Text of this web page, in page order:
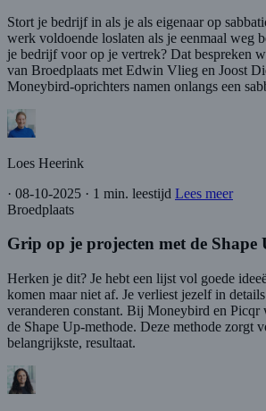
Stort je bedrijf in als je als eigenaar op
werk voldoende loslaten als je eenmaal weg
je bedrijf voor op je vertrek? Dat bespreken
van Broedplaats met Edwin Vlieg en Joost
Moneybird-oprichters namen onlangs een
Loes Heerink
· 08-10-2025 · 1 min. leestijd Lees meer
Broedplaats
Grip op je projecten met de Shape
Herken je dit? Je hebt een lijst vol goede
komen maar niet af. Je verliest jezelf in
veranderen constant. Bij Moneybird en Picqr
de Shape Up-methode. Deze methode zorgt
belangrijkste, resultaat.